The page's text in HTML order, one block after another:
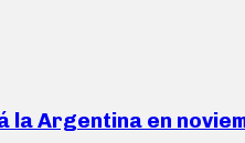
la Argentina en